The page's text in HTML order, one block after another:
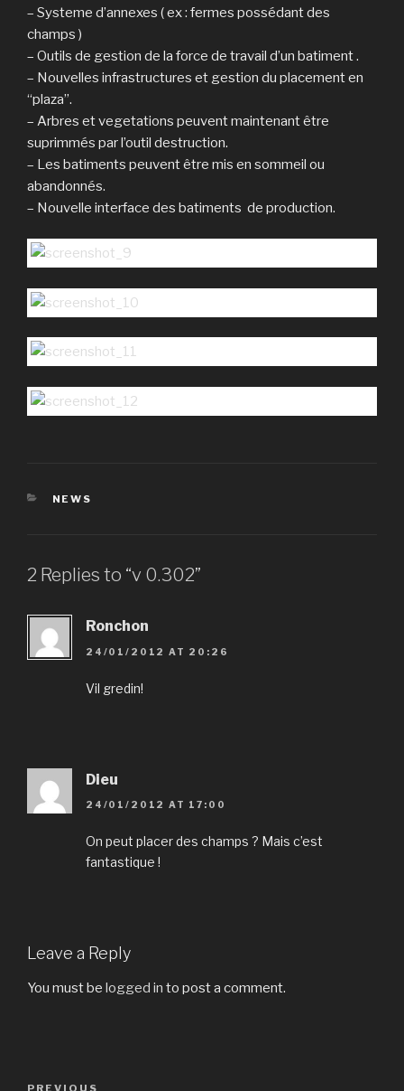
– Systeme d’annexes ( ex : fermes possédant des
champs )
– Outils de gestion de la force de travail d’un batiment .
– Nouvelles infrastructures et gestion du placement en
“plaza”.
– Arbres et vegetations peuvent maintenant être
suprimmés par l’outil destruction.
– Les batiments peuvent être mis en sommeil ou
abandonnés.
– Nouvelle interface des batiments de production.
CATEGORIES
NEWS
2 Replies to “v 0.302”
Ronchon
24/01/2012 AT 20:26
Vil gredin!
Dieu
24/01/2012 AT 17:00
On peut placer des champs ? Mais c’est
fantastique !
Leave a Reply
You must be logged in to post a comment.
PREVIOUS